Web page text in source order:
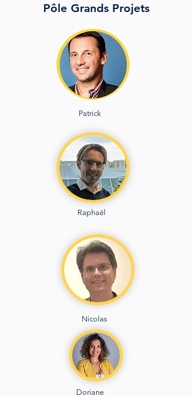
Pôle Grands Projets
Patrick
Raphaël
Nicolas
Doriane